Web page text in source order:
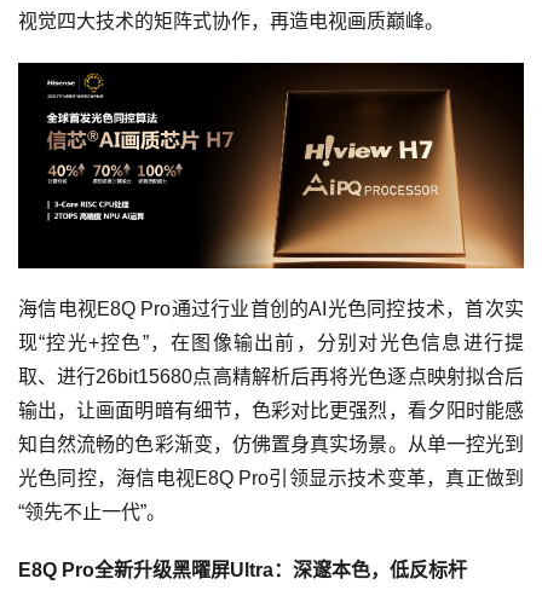
视觉四大技术的矩阵式协作，再造电视画质巅峰。
海信电视E8Q Pro通过行业首创的AI光色同控技术，首次实
现“控光+控色”，在图像输出前，分别对光色信息进行提
取、进行26bit15680点高精解析后再将光色逐点映射拟合后
输出，让画面明暗有细节，色彩对比更强烈，看夕阳时能感
知自然流畅的色彩渐变，仿佛置身真实场景。从单一控光到
光色同控，海信电视E8Q Pro引领显示技术变革，真正做到
“领先不止一代”。
E8Q Pro全新升级黑曜屏Ultra：深邃本色，低反标杆